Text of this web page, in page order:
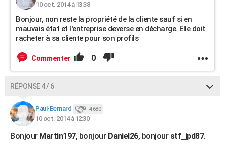
10 oct. 2014 à 13:38
Bonjour, non reste la propriété de la cliente sauf si en
mauvais état et l'entreprise deverse en décharge. Elle doit
racheter à sa cliente pour son profils
Commenter 0
RÉPONSE 4 / 6
Paul-Bernard 4 680
10 oct. 2014 à 12:30
Bonjour Martin197, bonjour Daniel26, bonjour stf_jpd87.